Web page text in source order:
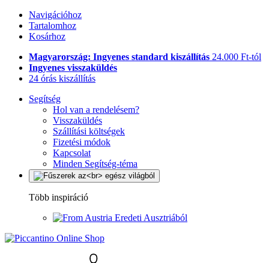
Navigációhoz
Tartalomhoz
Kosárhoz
Magyarország: Ingyenes standard kiszállítás 24.000 Ft-tól
Ingyenes visszaküldés
24 órás kiszállítás
Segítség
Hol van a rendelésem?
Visszaküldés
Szállítási költségek
Fizetési módok
Kapcsolat
Minden Segítség-téma
Több inspiráció
Eredeti Ausztriából